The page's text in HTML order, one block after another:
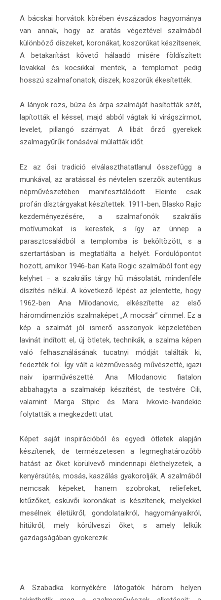
A bácskai horvátok körében évszázados hagyománya
van annak, hogy az aratás végeztével szalmából
különböző díszeket, koronákat, koszorúkat készítsenek.
A betakarítást követő hálaadó misére földíszített
lovakkal és kocsikkal mentek, a templomot pedig
hosszú szalmafonatok, díszek, koszorúk ékesítették.
A lányok rozs, búza és árpa szalmáját hasították szét,
lapították el késsel, majd abból vágtak ki virágszirmot,
levelet, pillangó szárnyat. A libát őrző gyerekek
szalmagyűrűk fonásával múlatták időt.
Ez az ősi tradició elválaszthatatlanul összefügg a
munkával, az aratással és névtelen szerzők autentikus
népművészetében manifesztálódott. Eleinte csak
profán dísztárgyakat készítettek. 1911-ben, Blasko Rajic
kezdeményezésére, a szalmafonók szakrális
motívumokat is kerestek, s így az ünnep a
parasztcsaládból a templomba is beköltözött, s a
szertartásban is megtatlálta a helyét. Fordulópontot
hozott, amikor 1946-ban Kata Rogic szalmából font egy
kelyhet – a szakrális tárgy hű másolatát, mindenféle
díszítés nélkül. A következő lépést az jelentette, hogy
1962-ben Ana Milodanovic, elkészítette az első
háromdimenziós szalmaképet „A mocsár” címmel. Ez a
kép a szalmát jól ismerő asszonyok képzeletében
lavinát indított el, új ötletek, technikák, a szalma képen
való felhasználásának tucatnyi módját találták ki,
fedezték föl. Így vált a kézművesség művészetté, igazi
naiv iparművészetté. Ana Milodanovic fiatalon
abbahagyta a szalmakép készítést, de testvére Cili,
valamint Marga Stipic és Mara Ivkovic-Ivandekic
folytatták a megkezdett utat.
Képet saját inspirációból és egyedi ötletek alapján
készítenek, de természetesen a legmeghatározóbb
hatást az őket körülvevő mindennapi élethelyzetek, a
kenyérsütés, mosás, kaszálás gyakorolják. A szalmából
nemcsak képeket, hanem szobrokat, reliefeket,
kitűzőket, esküvői koronákat is készítenek, melyekkel
mesélnek életükről, gondolataikról, hagyományaikról,
hitükről, mely körülveszi őket, s amely lelkük
gazdagságában gyökerezik.
A Szabadka környékére látogatók három helyen